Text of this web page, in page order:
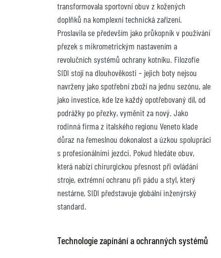
transformovala sportovní obuv z kožených
doplňků na komplexní technická zařízení.
Proslavila se především jako průkopník v používání
přezek s mikrometrickým nastavením a
revolučních systémů ochrany kotníku. Filozofie
SIDI stojí na dlouhověkosti – jejich boty nejsou
navrženy jako spotřební zboží na jednu sezónu, ale
jako investice, kde lze každý opotřebovaný díl, od
podrážky po přezky, vyměnit za nový. Jako
rodinná firma z italského regionu Veneto klade
důraz na řemeslnou dokonalost a úzkou spolupráci
s profesionálními jezdci. Pokud hledáte obuv,
která nabízí chirurgickou přesnost při ovládání
stroje, extrémní ochranu při pádu a styl, který
nestárne, SIDI představuje globální inženýrský
standard.
Technologie zapínání a ochranných systémů